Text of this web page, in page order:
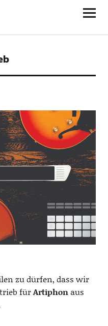
zu dürfen, dass wir
fürArtiphon aus